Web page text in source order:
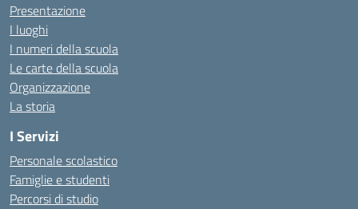
Presentazione
I luoghi
I numeri della scuola
Le carte della scuola
Organizzazione
La storia
I Servizi
Personale scolastico
Famiglie e studenti
Percorsi di studio